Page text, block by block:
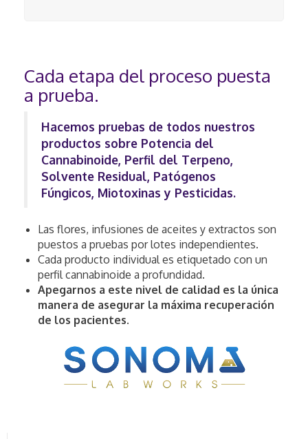
Cada etapa del proceso puesta
a prueba.
Hacemos pruebas de todos nuestros
productos sobre Potencia del
Cannabinoide, Perfil del Terpeno,
Solvente Residual, Patógenos
Fúngicos, Miotoxinas y Pesticidas.
Las flores, infusiones de aceites y extractos son
puestos a pruebas por lotes independientes.
Cada producto individual es etiquetado con un
perfil cannabinoide a profundidad.
Apegarnos a este nivel de calidad es la única
manera de asegurar la máxima recuperación
de los pacientes.